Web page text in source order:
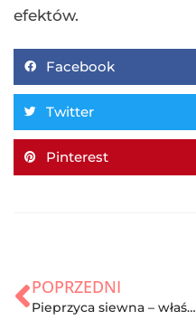
efektów.
Facebook
Twitter
Pinterest
POPRZEDNI
Pieprzyca siewna – właściwości